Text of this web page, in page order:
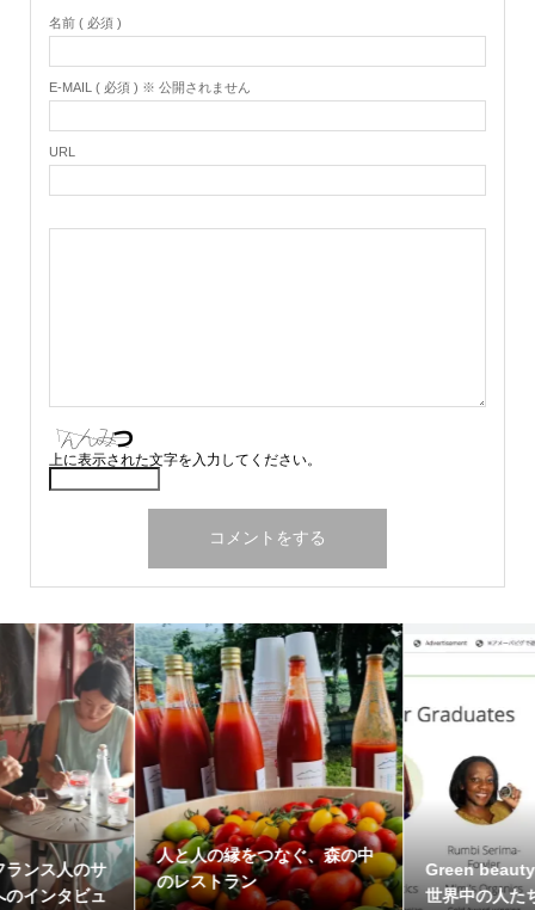
名前 ( 必須 )
E-MAIL ( 必須 ) ※ 公開されません
URL
上に表示された文字を入力してください。
人と人の縁をつなぐ、森の中
のレストラン
Green beautyに魅了された
世界中の人たちと一緒にスタ